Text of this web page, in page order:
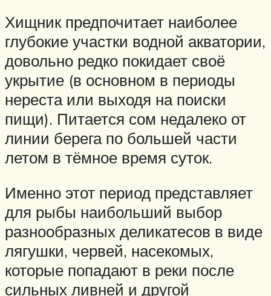
Хищник предпочитает наиболее
глубокие участки водной акватории,
довольно редко покидает своё
укрытие (в основном в периоды
нереста или выходя на поиски
пищи). Питается сом недалеко от
линии берега по большей части
летом в тёмное время суток.
Именно этот период представляет
для рыбы наибольший выбор
разнообразных деликатесов в виде
лягушки, червей, насекомых,
которые попадают в реки после
сильных ливней и другой